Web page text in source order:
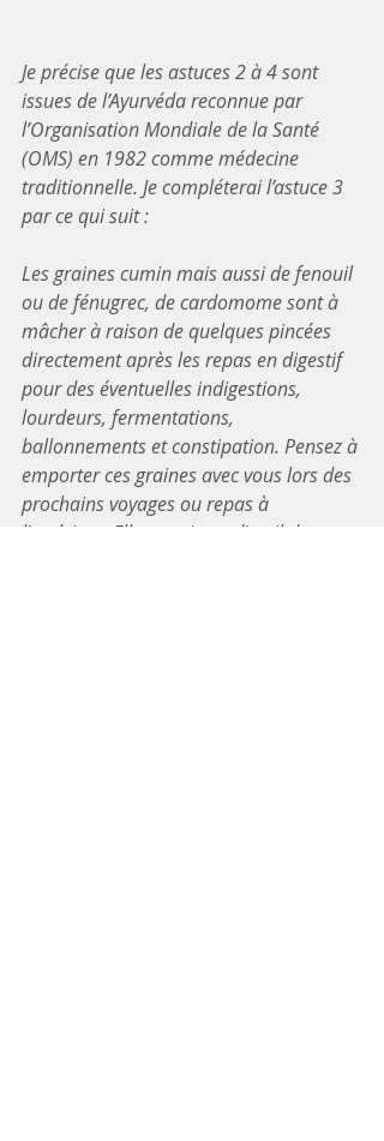
Je précise que les astuces 2 à 4 sont
issues de l’Ayurvéda reconnue par
l’Organisation Mondiale de la Santé
(OMS) en 1982 comme médecine
traditionnelle. Je compléterai l’astuce 3
par ce qui suit :
Les graines cumin mais aussi de fenouil
ou de fénugrec, de cardomome sont à
mâcher à raison de quelques pincées
directement après les repas en digestif
pour des éventuelles indigestions,
lourdeurs, fermentations,
ballonnements et constipation. Pensez à
emporter ces graines avec vous lors des
prochains voyages ou repas à
l'extérieur. Elles serviront d'outil de